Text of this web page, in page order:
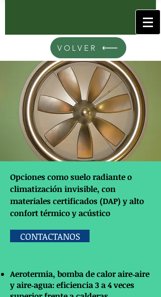
VOLVER
Opciones como suelo radiante o
climatización invisible, con
materiales certificados (DAP) y alto
confort térmico y acústico
CONTACTANOS
Aerotermia, bomba de calor aire‑aire
y aire‑agua: eficiencia 3 a 4 veces